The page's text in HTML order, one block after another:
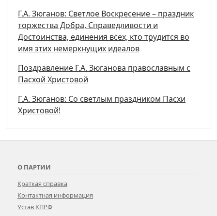
Г.А. Зюганов: Светлое Воскресение – праздник
торжества Добра, Справедливости и
Достоинства, единения всех, кто трудится во
имя этих немеркнущих идеалов
Поздравление Г.А. Зюганова православным с
Пасхой Христовой
Г.А. Зюганов: Со светлым праздником Пасхи
Христовой!
О ПАРТИИ
Краткая справка
Контактная информация
Устав КПРФ